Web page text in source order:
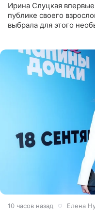
Ирина Слуцкая
публике своего
выбрала для этого
10 часов назад Елена